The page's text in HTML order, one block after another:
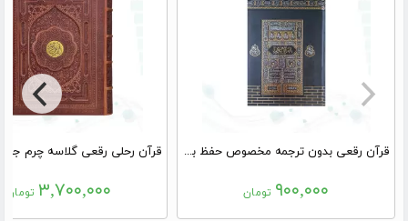
قرآن رقعی بدون ترجمه مخصوص حفظ با جلد طرح کعبه
۹۰۰,۰۰۰ تومان ۳,۷۰۰,۰۰۰ تومان